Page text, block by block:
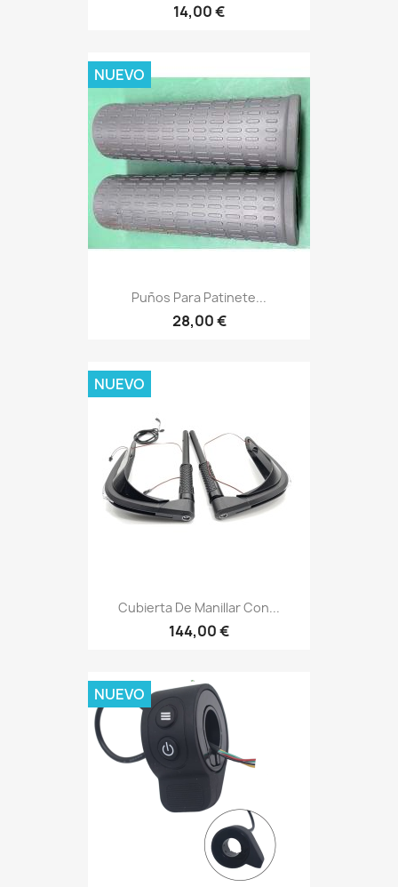
14,00 €
Puños Para Patinete...
28,00 €
NUEVO
Cubierta De Manillar Con...
144,00 €
NUEVO
NUEVO